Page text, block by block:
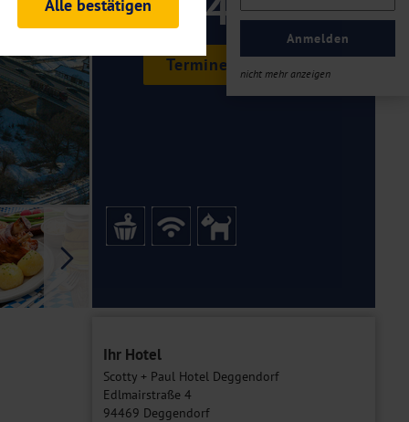
Anmelden
nicht mehr anzeigen
Termine & Preise
Ihr Hotel
Scotty + Paul Hotel Deggendorf
Edlmairstraße 4
94469 Deggendorf
und Analysen. Mithilfe
Auftritts ermitteln und
es zu einer Drittlands
Daten finden Sie in unseren
Alle bestätigen